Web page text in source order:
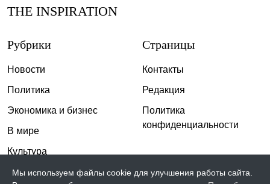
THE INSPIRATION
Рубрики
Новости
Политика
Экономика и бизнес
В мире
Культура
Спорт
Страницы
Контакты
Редакция
Политика
конфиденциальности
Мы используем файлы cookie для улучшения работы сайта.